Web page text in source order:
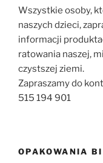
Wszystkie osoby,
naszych dzieci,
informacji
ratowania naszej,
czystszej ziemi.
Zapraszamy do
515 194 901
OPAKOWANIA